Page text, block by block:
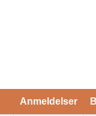
Anmeldelser